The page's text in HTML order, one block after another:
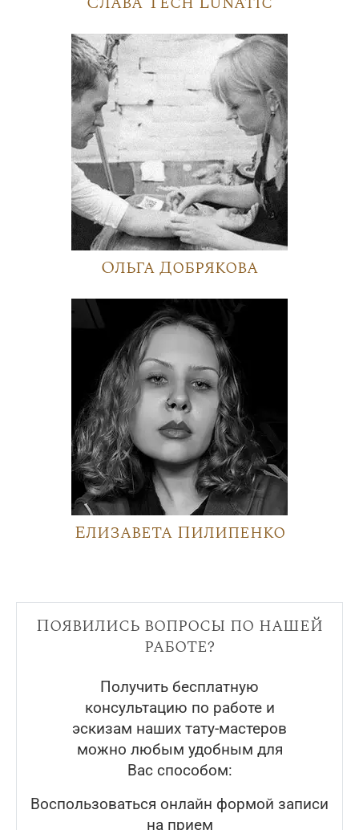
Ольга Добрякова
Елизавета Пилипенко
Появились вопросы по нашей
работе?
Получить бесплатную
консультацию по работе и
эскизам наших тату-мастеров
можно любым удобным для
Вас способом:
Воспользоваться онлайн формой записи
на прием